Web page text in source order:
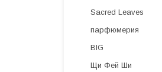
Sacred Leaves
парфюмерия
BIG
Щи Фей Ши